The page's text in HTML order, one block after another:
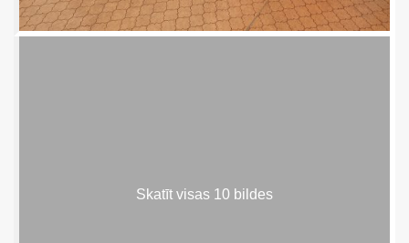
Skatīt visas 10 bildes